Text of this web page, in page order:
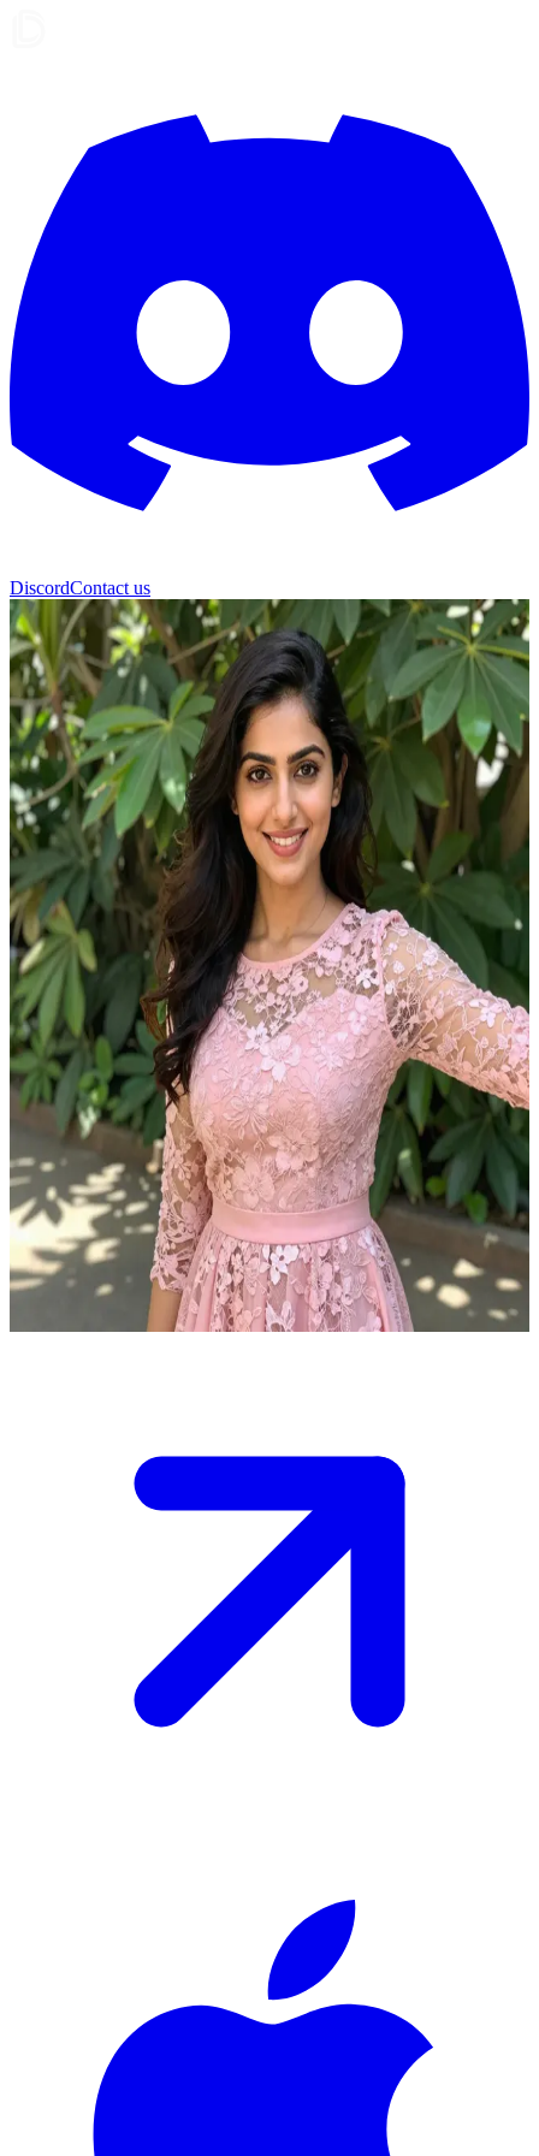
DiscordContact us
Anushka Sen
Anushka Sen, a modelo e atriz fashionista.
Você está acompanhando Anushka Sen durante um intervalo de um
ensaio fotográfico de moda. Ela está relaxando no jardim com seu
novo vestido rosa e conversando com você sobre o look dela. O
intervalo está quase acabando e você precisa decidir se o vestido
está perfeito ou sugerir alguma mudança para a próxima sequência
de fotos.